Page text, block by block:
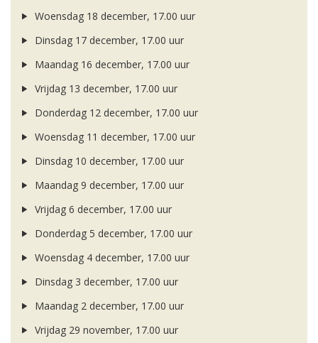
Woensdag 18 december, 17.00 uur
Dinsdag 17 december, 17.00 uur
Maandag 16 december, 17.00 uur
Vrijdag 13 december, 17.00 uur
Donderdag 12 december, 17.00 uur
Woensdag 11 december, 17.00 uur
Dinsdag 10 december, 17.00 uur
Maandag 9 december, 17.00 uur
Vrijdag 6 december, 17.00 uur
Donderdag 5 december, 17.00 uur
Woensdag 4 december, 17.00 uur
Dinsdag 3 december, 17.00 uur
Maandag 2 december, 17.00 uur
Vrijdag 29 november, 17.00 uur